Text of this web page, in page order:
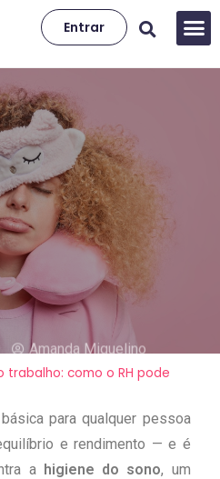
Entrar
Amanda Miquelino
no trabalho:
pode agir
trabalho: como o RH pode
para qualquer pessoa
e rendimento — e é
ahigiene do sono, um